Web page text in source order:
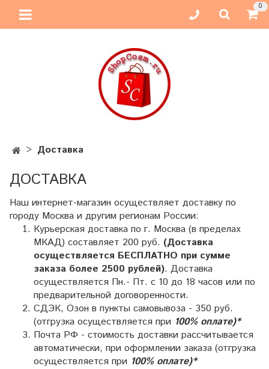
0
Доставка
ДОСТАВКА
Наш интернет-магазин осуществляет доставку по
городу Москва и другим регионам России:
Курьерская доставка по г. Москва (в пределах
МКАД) составляет 200 руб. (Доставка
осуществляется БЕСПЛАТНО при сумме
заказа более 2500 рублей). Доставка
осуществляется Пн.- Пт. с 10 до 18 часов или по
предварительной договоренности.
СДЭК, Озон в пункты самовывоза - 350 руб.
(отгрузка осуществляется при 100% оплате)*
Почта РФ - стоимость доставки рассчитывается
автоматически, при оформлении заказа (отгрузка
осуществляется при 100% оплате)*